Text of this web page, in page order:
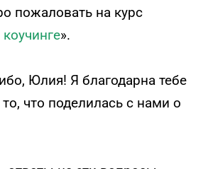
пожаловать на курс
».
Юлия! Я благодарна тебе
что поделилась с нами о